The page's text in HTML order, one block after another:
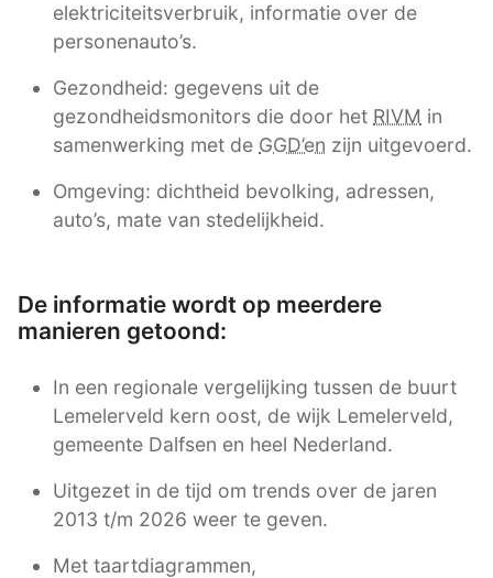
elektriciteitsverbruik, informatie over de
personenauto’s.
Gezondheid: gegevens uit de
gezondheidsmonitors die door het RIVM in
samenwerking met de GGD’en zijn uitgevoerd.
Omgeving: dichtheid bevolking, adressen,
auto’s, mate van stedelijkheid.
De informatie wordt op meerdere
manieren getoond:
In een regionale vergelijking tussen de buurt
Lemelerveld kern oost, de wijk Lemelerveld,
gemeente Dalfsen en heel Nederland.
Uitgezet in de tijd om trends over de jaren
2013 t/m 2026 weer te geven.
Met taartdiagrammen,